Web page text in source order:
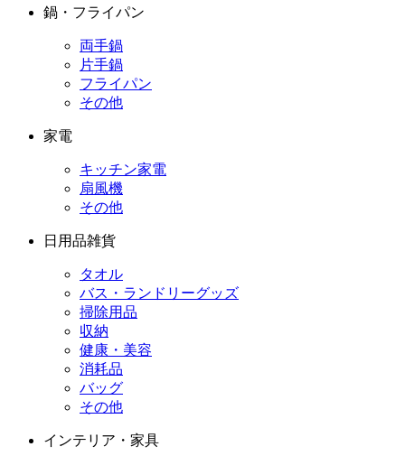
鍋・フライパン
両手鍋
片手鍋
フライパン
その他
家電
キッチン家電
扇風機
その他
日用品雑貨
タオル
バス・ランドリーグッズ
掃除用品
収納
健康・美容
消耗品
バッグ
その他
インテリア・家具